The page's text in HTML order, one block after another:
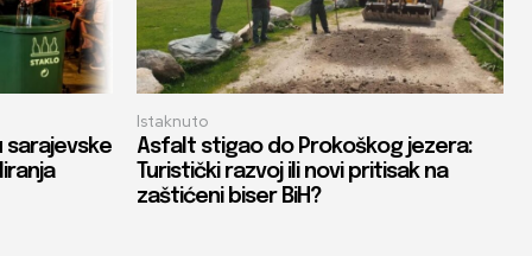
sarajevske
Istaknuto
Asfalt stigao do Prokoškog jezera:
Turistički razvoj ili novi pritisak na
zaštićeni biser BiH?